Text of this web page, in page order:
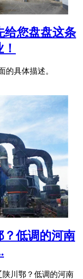
您盘盘这条
的具体描述。
？低调的河南
陕川鄂？低调的河南